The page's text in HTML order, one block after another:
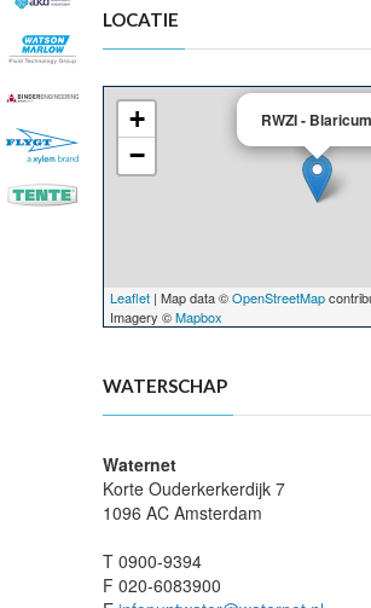
LOCATIE
RWZI - Blaricum
+
−
Leaflet | Map data ©OpenStreetMap
Imagery ©Mapbox
WATERSCHAP
Waternet
Korte Ouderkerkerdijk 7
1096 AC Amsterdam
T 0900-9394
F 020-6083900